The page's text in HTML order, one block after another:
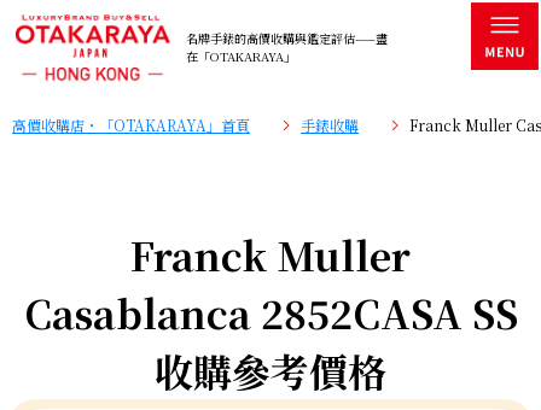
名牌手錶的高價收購與鑑定評估——盡
在「OTAKARAYA」
高價收購店・「OTAKARAYA」首頁 手錶收購 Franck Muller
Franck Muller
Casablanca 2852CASA SS
收購參考價格